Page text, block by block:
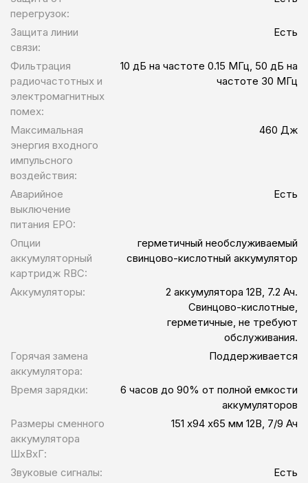
перегрузок:
Защита линии
связи:
Есть
Фильтрация
радиочастотных и
электромагнитных
помех:
10 дБ на частоте 0.15 МГц, 50 дБ на
частоте 30 МГц
Максимальная
энергия входного
импульсного
воздействия:
460 Дж
Аварийное
выключение
питания EPO:
Есть
Опции
аккумуляторный
картридж RBC:
герметичный необслуживаемый
свинцово-кислотный аккумулятор
Аккумуляторы:
2 аккумулятора 12В, 7.2 Ач.
Свинцово-кислотные,
герметичные, не требуют
обслуживания.
Горячая замена
аккумулятора:
Поддерживается
Время зарядки:
6 часов до 90% от полной емкости
аккумуляторов
Размеры сменного
аккумулятора
ШхВхГ:
151 х94 х65 мм 12В, 7/9 Ач
Звуковые сигналы:
Есть